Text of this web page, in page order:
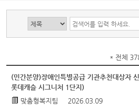
* 전체
(민간분양)장애인특별공급 기관추천대상자
롯데캐슬 시그니처 1단지)
맞춤형복지팀
2026.03.09